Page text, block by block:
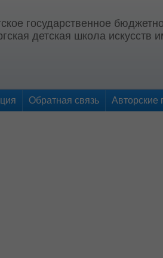
государственное
детская школа искусств
Обратная связь Авторские